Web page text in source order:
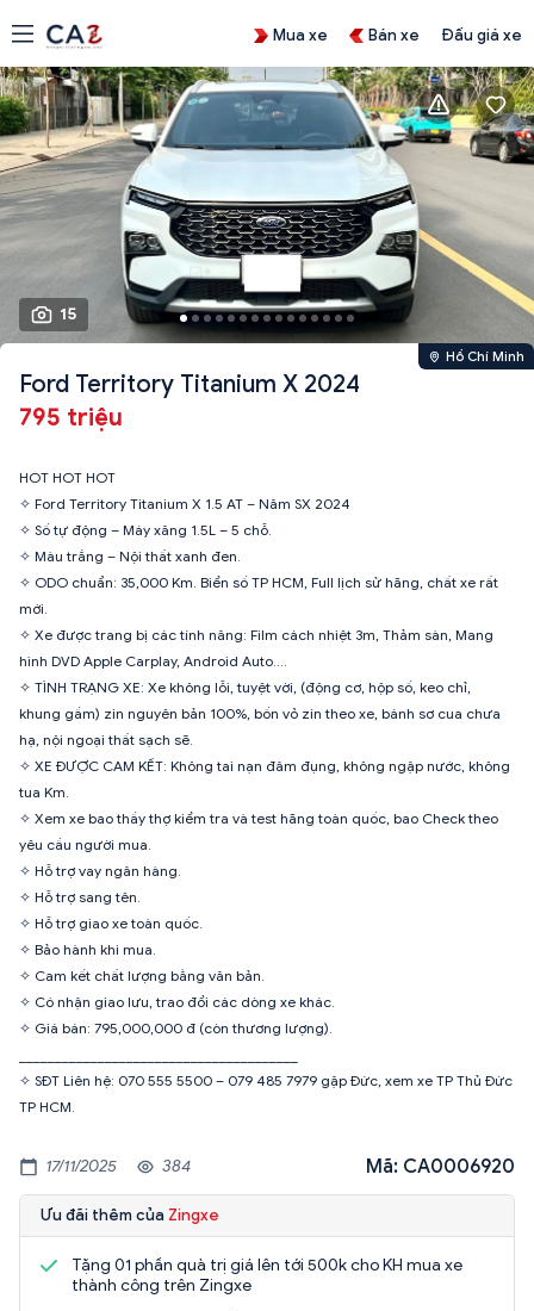
Mua xe Bán xe Đấu giá xe
15
Hồ Chí Minh
Ford Territory Titanium X 2024
795 triệu
HOT HOT HOT
✧ Ford Territory Titanium X 1.5 AT – Năm SX 2024
✧ Số tự động – Máy xăng 1.5L – 5 chỗ.
✧ Màu trắng – Nội thất xanh đen.
✧ ODO chuẩn: 35,000 Km. Biển số TP HCM, Full lịch sử hãng, chất xe rất
mới.
✧ Xe được trang bị các tính năng: Film cách nhiệt 3m, Thảm sàn, Mang
hình DVD Apple Carplay, Android Auto....
✧ TÌNH TRẠNG XE: Xe không lỗi, tuyệt vời, (động cơ, hộp số, keo chỉ,
khung gầm) zin nguyên bản 100%, bốn vỏ zin theo xe, bánh sơ cua chưa
hạ, nội ngoại thất sạch sẽ.
✧ XE ĐƯỢC CAM KẾT: Không tai nạn đâm đụng, không ngập nước, không
tua Km.
✧ Xem xe bao thầy thợ kiểm tra và test hãng toàn quốc, bao Check theo
yêu cầu người mua.
✧ Hỗ trợ vay ngân hàng.
✧ Hỗ trợ sang tên.
✧ Hỗ trợ giao xe toàn quốc.
✧ Bảo hành khi mua.
✧ Cam kết chất lượng bằng văn bản.
✧ Có nhận giao lưu, trao đổi các dòng xe khác.
✧ Giá bán: 795,000,000 đ (còn thương lượng).
✧ SĐT Liên hệ: 070 555 5500 – 079 485 7979 gặp Đức, xem xe TP Thủ Đức
TP HCM.
17/11/2025 384 Mã: CA0006920
Ưu đãi thêm của Zingxe
Tặng 01 phần quà trị giá lên tới 500k cho KH mua xe
thành công trên Zingxe